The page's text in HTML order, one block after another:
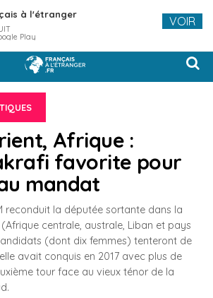
Afrique :
favorite pour
mandat
reconduit la députée sortante dans la
centrale, australe, Liban et pays
(dont dix femmes) tenteront de
avait conquis en 2017 avec plus de
tour face au vieux ténor de la
à l'étranger
Play
VOIR